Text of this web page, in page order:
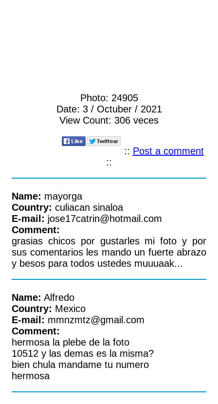
Photo: 24905
Date: 3 / Octuber / 2021
View Count: 306 veces
:: Post a comment
::
Name: mayorga
Country: culiacan sinaloa
E-mail: jose17catrin@hotmail.com
Comment:
grasias chicos por gustarles mi foto y por
sus comentarios les mando un fuerte abrazo
y besos para todos ustedes muuuaak...
Name: Alfredo
Country: Mexico
E-mail: mmnzmtz@gmail.com
Comment:
hermosa la plebe de la foto
10512 y las demas es la misma?
bien chula mandame tu numero
hermosa